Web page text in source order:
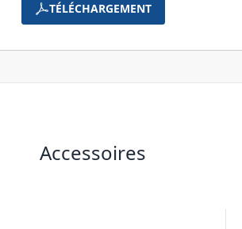
TÉLÉCHARGEMENT
Accessoires